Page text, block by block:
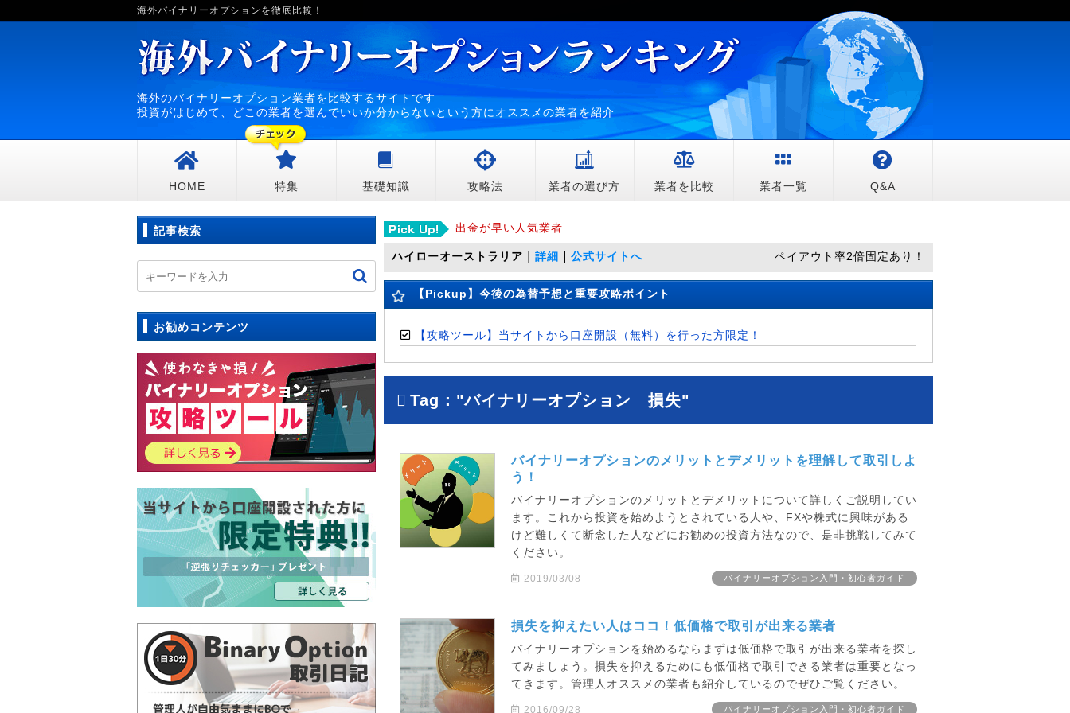
海外バイナリーオプションを徹底比較！
海外のバイナリーオプション業者を比較するサイトです
投資がはじめて、どこの業者を選んでいいか分からないという方にオススメの業者を紹介
HOME 特集 基礎知識 攻略法 業者の選び方 業者を比較 業者一覧 Q&A
出金が早い人気業者
ハイローオーストラリア 詳細 公式サイトへ ペイアウト率2倍固定あり！
【Pickup】今後の為替予想と重要攻略ポイント
【攻略ツール】当サイトから口座開設（無料）を行った方限定！
Tag："バイナリーオプション 損失"
バイナリーオプションのメリットとデメリットを理解して取引しよ
う！
バイナリーオプションのメリットとデメリットについて詳しくご説明してい
ます。これから投資を始めようとされている人や、FXや株式に興味がある
けど難しくて断念した人などにお勧めの投資方法なので、是非挑戦してみて
ください。
2019/03/08 バイナリーオプション入門・初心者ガイド
損失を抑えたい人はココ！低価格で取引が出来る業者
バイナリーオプションを始めるならまずは低価格で取引が出来る業者を探し
てみましょう。損失を抑えるためにも低価格で取引できる業者は重要となっ
てきます。管理人オススメの業者も紹介しているのでぜひご覧ください。
2016/09/28 バイナリーオプション入門・初心者ガイド
記事検索
お勧めコンテンツ